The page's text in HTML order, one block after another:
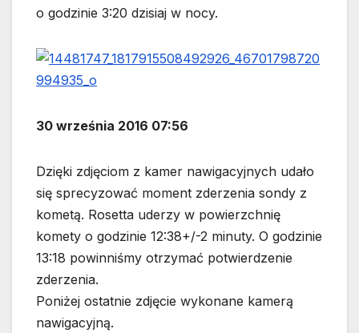
o godzinie 3:20 dzisiaj w nocy.
30 września 2016 07:56
Dzięki zdjęciom z kamer nawigacyjnych udało
się sprecyzować moment zderzenia sondy z
kometą. Rosetta uderzy w powierzchnię
komety o godzinie 12:38+/-2 minuty. O godzinie
13:18 powinniśmy otrzymać potwierdzenie
zderzenia.
Poniżej ostatnie zdjęcie wykonane kamerą
nawigacyjną.